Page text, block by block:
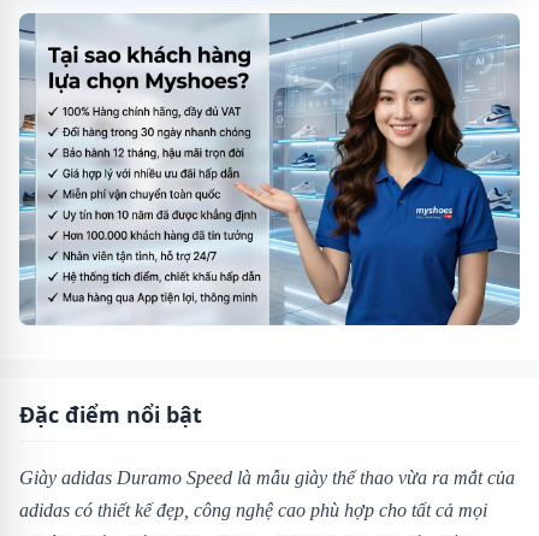
Đặc điểm nổi bật
Giày adidas Duramo Speed là mẫu giày thể thao vừa ra mắt của
adidas có thiết kế đẹp, công nghệ cao phù hợp cho tất cả mọi